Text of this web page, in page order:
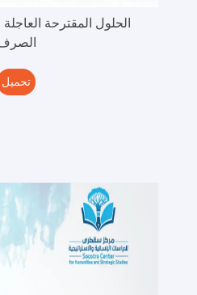
الحلول المقترحة
تحميل